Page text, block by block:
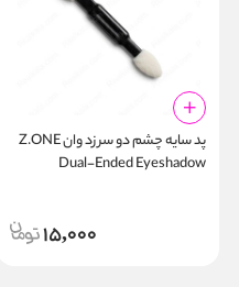
پد سایه چشم دو سر زد وان Z.ONE
Dual-Ended Eyeshadow
15,000